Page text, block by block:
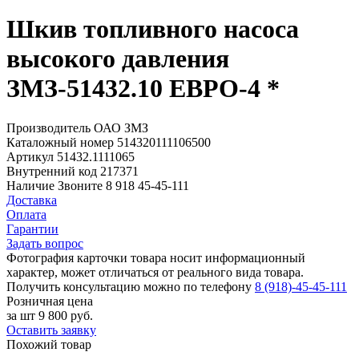
Шкив топливного насоса
высокого давления
ЗМЗ-51432.10 ЕВРО-4 *
Производитель ОАО ЗМЗ
Каталожный номер 514320111106500
Артикул 51432.1111065
Внутренний код 217371
Наличие Звоните 8 918 45-45-111
Доставка
Оплата
Гарантии
Задать вопрос
Фотография карточки товара носит информационный
характер, может отличаться от реального вида товара.
Получить консультацию можно по телефону 8 (918)-45-45-111
Розничная цена
за шт 9 800 руб.
Оставить заявку
Похожий товар